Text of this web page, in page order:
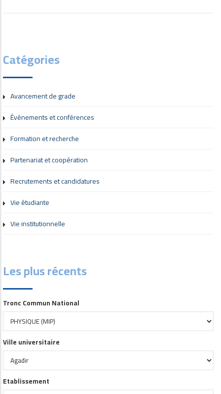
Catégories
Avancement de grade
Événements et conférences
Formation et recherche
Partenariat et coopération
Recrutements et candidatures
Vie étudiante
Vie institutionnelle
Les plus récents
Tronc Commun National
Ville universitaire
Etablissement